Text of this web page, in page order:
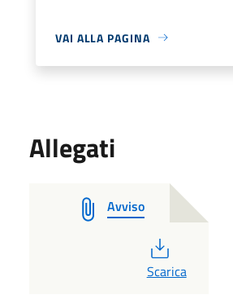
VAI ALLA PAGINA
Allegati
Avviso
PDF
Scarica